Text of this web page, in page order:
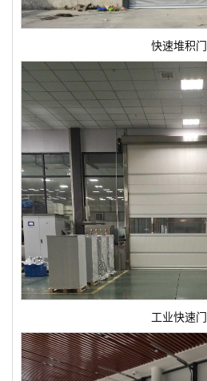
快速堆积门
工业快速门